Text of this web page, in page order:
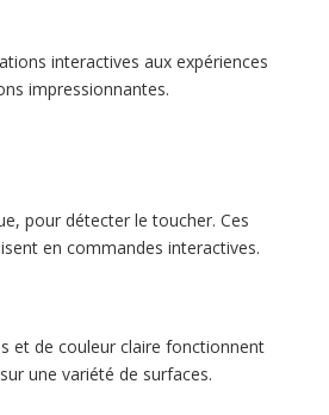
interactives aux expériences
impressionnantes.
pour détecter le toucher. Ces
en commandes interactives.
et de couleur claire fonctionnent
une variété de surfaces.